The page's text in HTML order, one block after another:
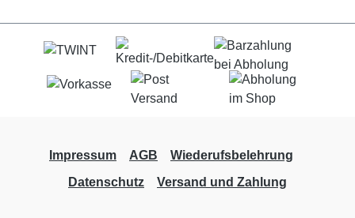
Impressum AGB
Wiederufsbelehrung
Datenschutz
Versand und Zahlung